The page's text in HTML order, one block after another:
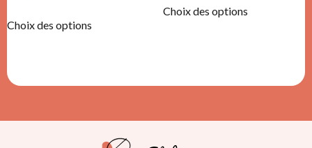
Choix des options
Choix des options